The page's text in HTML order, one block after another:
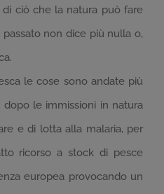
ciò che la natura può fare
passato non dice più nulla o,
le cose sono andate più
le immissioni in natura
e di lotta alla malaria, per
ricorso a stock di pesce
europea provocando un